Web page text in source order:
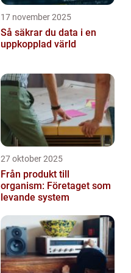
17 november 2025
Så säkrar du data i en
uppkopplad värld
27 oktober 2025
Från produkt till
organism: Företaget som
levande system